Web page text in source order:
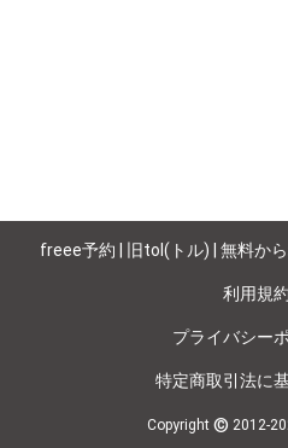
freee予約 | 旧tol(トル) | 無料か
利用規約
プライバシー
特定商取引法に
Copyright © 2012-